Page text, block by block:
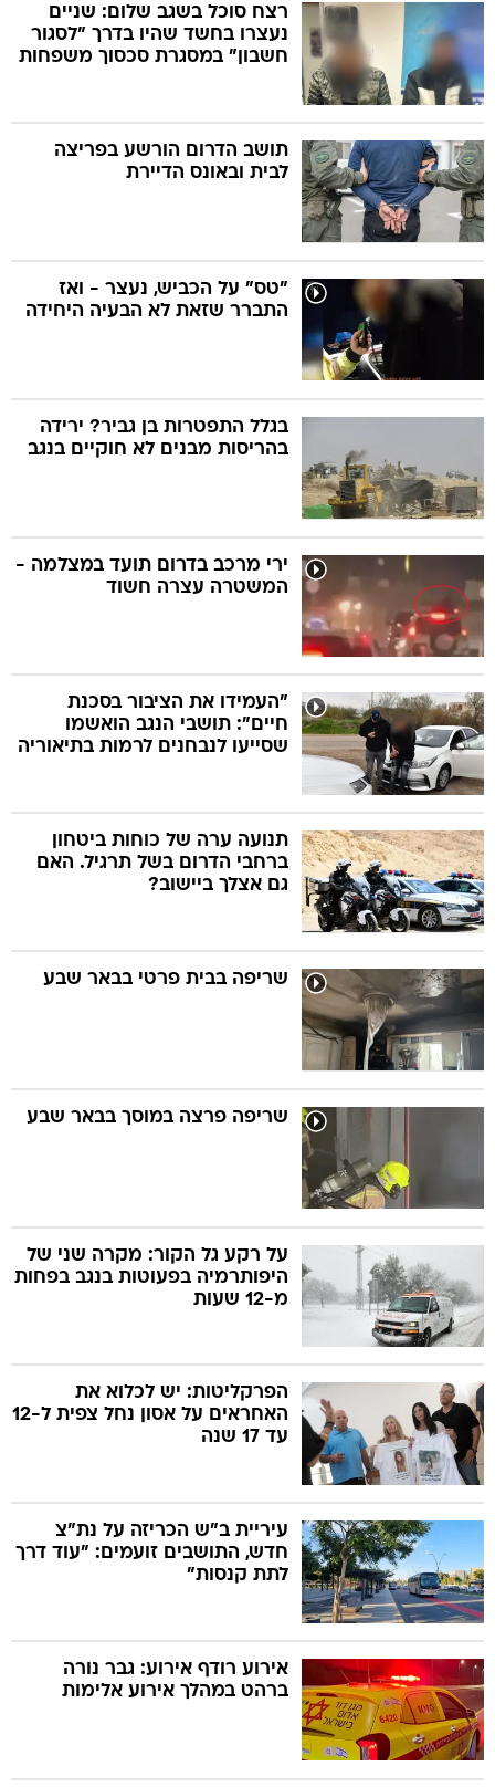
רצח סוכל בשגב שלום: שניים
נעצרו בחשד שהיו בדרך "לסגור
חשבון" במסגרת סכסוך משפחות
תושב הדרום הורשע בפריצה
לבית ובאונס הדיירת
"טס" על הכביש, נעצר - ואז
התברר שזאת לא הבעיה היחידה
בגלל התפטרות בן גביר? ירידה
בהריסות מבנים לא חוקיים בנגב
ירי מרכב בדרום תועד במצלמה -
המשטרה עצרה חשוד
"העמידו את הציבור בסכנת
חיים": תושבי הנגב הואשמו
שסייעו לנבחנים לרמות בתיאוריה
תנועה ערה של כוחות ביטחון
ברחבי הדרום בשל תרגיל. האם
גם אצלך ביישוב?
שריפה בבית פרטי בבאר שבע
שריפה פרצה במוסך בבאר שבע
על רקע גל הקור: מקרה שני של
היפותרמיה בפעוטות בנגב בפחות
מ-12 שעות
הפרקליטות: יש לכלוא את
האחראים על אסון נחל צפית ל-12
עד 17 שנה
עיריית ב"ש הכריזה על נת"צ
חדש, התושבים זועמים: "עוד דרך
לתת קנסות"
אירוע רודף אירוע: גבר נורה
ברהט במהלך אירוע אלימות